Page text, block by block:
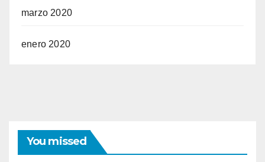
marzo 2020
enero 2020
You missed